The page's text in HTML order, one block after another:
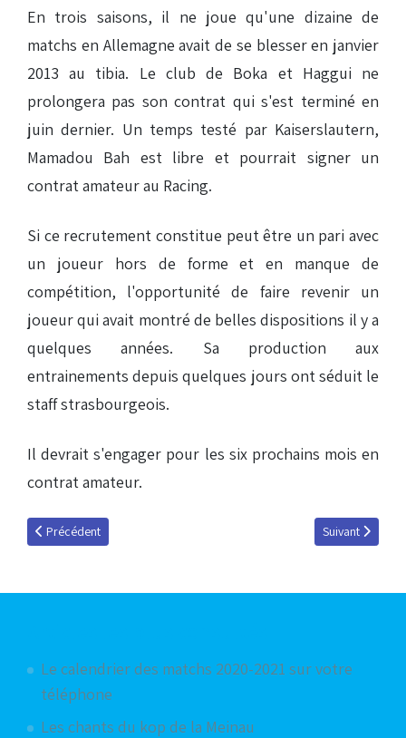
En trois saisons, il ne joue qu'une dizaine de
matchs en Allemagne avait de se blesser en janvier
2013 au tibia. Le club de Boka et Haggui ne
prolongera pas son contrat qui s'est terminé en
juin dernier. Un temps testé par Kaiserslautern,
Mamadou Bah est libre et pourrait signer un
contrat amateur au Racing.
Si ce recrutement constitue peut être un pari avec
un joueur hors de forme et en manque de
compétition, l'opportunité de faire revenir un
joueur qui avait montré de belles dispositions il y a
quelques années. Sa production aux
entrainements depuis quelques jours ont séduit le
staff strasbourgeois.
Il devrait s'engager pour les six prochains mois en
contrat amateur.
Article précédent : Bah a signé
Précédent Article suivant :
Suivant
Le calendrier des matchs 2020-2021 sur votre
téléphone
Les chants du kop de la Meinau